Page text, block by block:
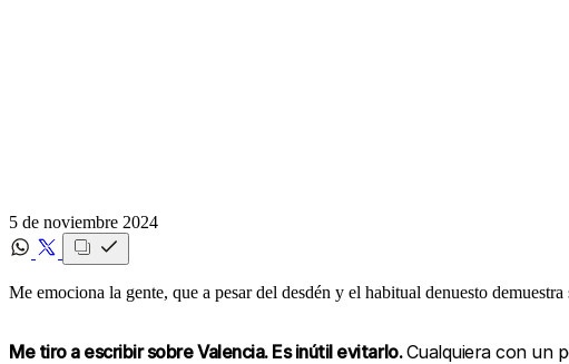
5 de noviembre 2024
Me emociona la gente, que a pesar del desdén y el habitual denuesto
Me tiro a escribir sobre Valencia. Es inútil evitarlo.Cualquiera con un